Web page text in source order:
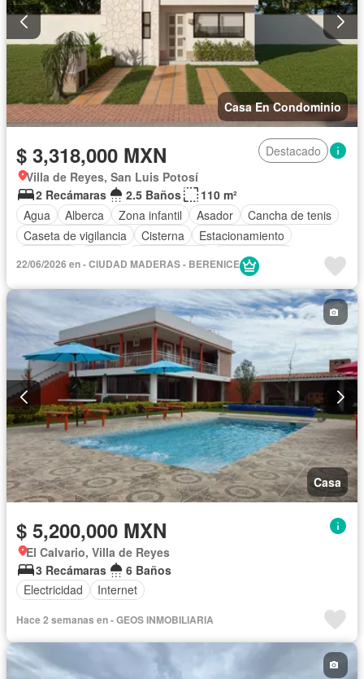
Casa En Condominio
$ 3,318,000 MXN
Destacado
Villa de Reyes, San Luis Potosí
2 Recámaras
2.5 Baños
110 m²
Agua
Alberca Zona infantil Asador
Cancha de tenis
Caseta de vigilancia
Cisterna
Estacionamiento
Sin amueblar
22/06/2026 en - CIUDAD MADERAS - BERENICE
Casa
$ 5,200,000 MXN
El Calvario, Villa de Reyes
3 Recámaras
6 Baños
Electricidad
Internet
Hace 2 semanas en - GEOS INMOBILIARIA